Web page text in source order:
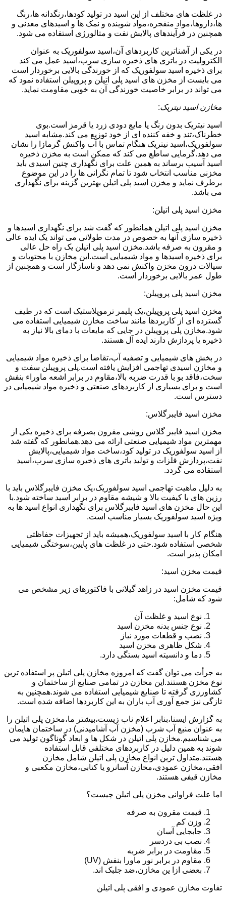
در غلظت های مختلف از این اسید در تولید کودها،رنگدانه ها،رنگ
ها،داروها،مواد منفجره،مواد شوینده و نمک ها و اسیدهای معدنی و
همچنین در فرآیندهای پالایش نفت و متالورژی استفاده می شود.
در یکی از آشناترین کاربردهای آن،اسید سولفوریک به عنوان
الکترولیت در باتری های ذخیره سازی سرب،اسید عمل می کند
برای ذخیره اسید سولفوریک که از خورندگی بالایی برخوردار است
می بایست از مخزن های اسید پلی اتیلن و پروپیلن استفاده نمود که
می تواند در برابر خاصیت خورندگی آن به خوبی مقاومت نماید.
مخازن اسید نیتریک:
اسید نیتریک بدون رنگ یا مایع دودی زرد یا قرمز است.بوی
خطرناک،تند و خفه کننده ای از خود توزیع می کند.مشابه اسید
سولفوریک،اسید نیتریک هنگام تماس با آب واکنش گرمازا را نشان
می دهد.گرمایی ساطع می کند که ممکن است به مخزن ذخیره
اسید آسیب برساند به همین علت برای نگهداری چنین اسیدی باید
مخزنی مناسب انتخاب شود تا تمام نگرانی ها را در این موضوع
برطرف نماید و مخزن اسید پلی اتیلن بهترین گزینه برای نگهداری
می باشد.
مخزن اسید پلی اتیلن:
مخزن اسید پلی اتیلن همانطور که گفت شد برای نگهداری اسیدها و
ذخیره سازی آنها به خصوص در مدت طولانی می تواند یک ایده عالی
و مقرون به صرفه باشد.مخزن اسید پلی اتیلن یک راه حل عالی
برای ذخیره اسیدها و مواد شیمیایی است.این مخازن با محتویات و
سیالات درون مخزن واکنش نمی دهد و ناسازگار است و همچنین از
طول عمر بالایی برخوردار است.
مخزن اسید پلی پروپیلن:
مخزن اسید پلی پروپیلن،یک پلیمر ترموپلاستیک است که در طیف
گسترده ای از کاربردها مانند ساخت مخازن شیمیایی استفاده می
شود.مخازن پلی پروپیلن در جایی که مایعات با دمای بالا نیاز به
ذخیره یا پردازش دارند ایده آل هستند.
در بخش های شیمیایی و تصفیه آب،تقاضا برای ذخیره مواد شیمیایی
و مخازن اسیدی تهاجمی افزایش یافته است.پلی پروپیلن سفت و
سخت،فاقد بو با قدرت ضربه بالا،مقاوم در برابر اشعه ماوراء بنفش
است و برای بسیاری از کاربردهای صنعتی و ذخیره مواد شیمیایی در
دسترس است.
مخزن اسید فایبرگلاس:
مخزن اسید فایبر گلاس روشی مقرون بصرفه برای ذخیره یکی از
مهمترین مواد شیمیایی صنعتی ارائه می دهد.همانطور که گفته شد
از اسید سولفوریک در تولید کود،ساخت مواد شیمیایی،پالایش
نفت،پردازش فلزات و تولید باتری های ذخیره سازی سرب،اسید
استفاده می گردد.
به دلیل ماهیت تهاجمی اسید سولفوریک،یک مخزن فایبرگلاس باید با
رزین های با کیفیت بالا و شیشه مقاوم در برابر اسید ساخته شود.با
این حال مخزن های اسید فایبرگلاس برای نگهداری انواع اسید ها به
ویژه اسید سولفوریک بسیار مناسب است.
هنگام کار با اسید سولفوریک،همیشه باید از تجهیزات حفاظتی
شخصی استفاده شود.حتی در غلظت های پایین،سوختگی شیمیایی
امکان پذیر است.
قیمت مخزن اسید:
قیمت مخزن اسید در زاهد گیلانی با فاکتورهای زیر مشخص می
شود که شامل:
نوع اسید و غلظت آن
نوع جنس بدنه مخزن اسید
نصب و قطعات مورد نیاز
شکل ظاهری مخزن اسید
دما و دانسیته اسید بستگی دارد.
به جرأت می توان گفت که امروزه مخازن پلی اتیلن پر استفاده ترین
نوع مخزن هستند.این مخازن در تمامی صنایع از ساختمان و
کشاورزی گرفته تا صنایع شیمیایی استفاده می شوند.همچنین به
تازگی نیز جمع آوری آب باران به این کاربردها اضافه شده است.
به گزارش ایسنا،بنابر اعلام ناب زیست،بیشتر ما،مخزن پلی اتیلن را
به عنوان منبع آب شرب (مخزن آب آشامیدنی) در ساختمان هایمان
می شناسیم.مخازن پلی اتیلن در شکل ها و ابعاد گوناگون تولید می
شوند به همین دلیل در کاربردهای مختلفی قابل استفاده
هستند.متداول ترین انواع مخازن پلی اتیلن شامل مخازن
افقی،مخازن عمودی،مخازن آسانرو یا کتابی،مخازن مکعبی و
مخازن قیفی هستند.
اما علت فراوانی مخزن پلی اتیلن چیست؟
قیمت مقرون به صرفه
وزن کم
جابجایی آسان
نصب بی دردسر
مقاومت در برابر ضربه
مقاوم در برابر نور ماورا بنفش (UV)
بعضی ازا ین مخازن،ضد جلبک اند.
تفاوت مخازن عمودی و افقی پلی اتیلن